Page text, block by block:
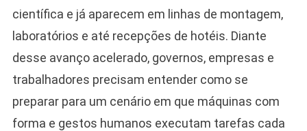
científica e já aparecem em linhas de montagem,
laboratórios e até recepções de hotéis. Diante
desse avanço acelerado, governos, empresas e
trabalhadores precisam entender como se
preparar para um cenário em que máquinas com
forma e gestos humanos executam tarefas cada